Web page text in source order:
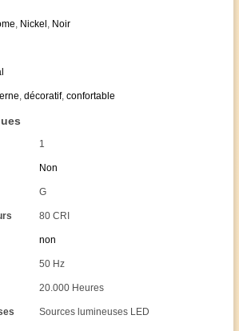
, Nickel , Noir
, décoratif, confortable
1
Non
G
80 CRI
non
50 Hz
20.000 Heures
Sources lumineuses LED